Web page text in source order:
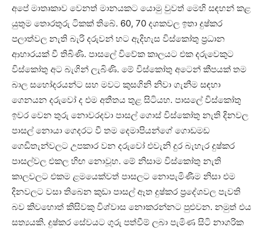
අපේ මාතෘකාව වෙනත් මානයකට යොමු වුවත් මෙහි සඳහන් කළ
යුතුම තොරතුරු ටිකක් තිබේ. 60, 70 දශකවල ඉතා දුෂ්කර
පලාත්වල නැති බැරි දරුවන් ⁣හට ඇදිහැස විස්කෝතු ප්‍රධාන
ආහාරයක් වී තිබිණි. පාසලේ විවේක කාලයට එක දරුවෙකුට
විස්කෝතු අට බැගින් ලැබිණි. මේ විස්කෝතු අටෙන් කීපයක් තම
බාල සහෝදරයන්ට සහ මවට කුසගිනි නිවා ගැනීම සඳහා
ගෙනයන දරුවෝ ද එම අතීතය තුළ සිටියහ. පාසලේ විස්කෝතු
ඉවර වෙන තුරු නොවරදවා පාසල් ගොස් විස්කෝතු නැති දිනවල
පාසල් නොයා ගෙදරට වී තම දෙමාපියන්ගේ ගොඩමඩ
ගෙඩිතැන්වලට උපකාර වන දරුවෝ එවැනි දුර බැහැර දුෂ්කර
පාසල්වල එකල හිඟ නොවූහ. මේ නිසාම විස්කෝතු නැති
කාලවලට එකම ළමයෙක්වත් පාසලට නොපැමිණීම නිසා එම
දිනවලට වසා තිබෙන කුඩා පාසල් ඈත දුෂ්කර ප්‍රදේශවල පැවති
බව කිවහොත් කිසිවකු විශ්වාස නොකරන්නට පුළුවන. නමුත් එය
සත්‍යයකි. දුෂ්කර සේවයට ගුරු පත්වීම් ලබා පැමිණ සිටි නාගරික